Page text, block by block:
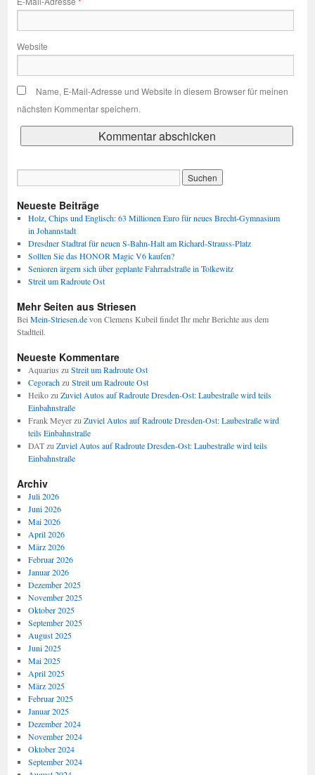
Website
Name, E-Mail-Adresse und Website in diesem Browser für meinen
nächsten Kommentar speichern.
Neueste Beiträge
Holz, Chips und Englisch: 63 Millionen Euro für neues Brecht-Gymnasium
in Johannstadt
Dresdner Stadtrat für neuen S-Bahn-Halt am Richard-Strauss-Platz
Sollten Sie das HONOR Magic V6 kaufen?
Senioren ärgern sich über geplante Fahrradstraße in Tolkewitz
Streit um Radroute Ost
Mehr Seiten aus Striesen
BeiMein-Striesen.devon Clemens Kubeil findet Ihr mehr Berichte aus dem
Stadtteil.
Neueste Kommentare
Aquarius zuStreit um Radroute Ost
CegorachzuStreit um Radroute Ost
HeikozuZuviel Autos auf Radroute Dresden-Ost: Laubestraße wird teils
Einbahnstraße
Frank MeyerzuZuviel Autos auf Radroute Dresden-Ost: Laubestraße wird
teils Einbahnstraße
DATzuZuviel Autos auf Radroute Dresden-Ost: Laubestraße wird teils
Einbahnstraße
Archiv
Juli 2026
Juni 2026
Mai 2026
April 2026
März 2026
Februar 2026
Januar 2026
Dezember 2025
November 2025
Oktober 2025
September 2025
August 2025
Juni 2025
Mai 2025
April 2025
März 2025
Februar 2025
Januar 2025
Dezember 2024
November 2024
Oktober 2024
September 2024